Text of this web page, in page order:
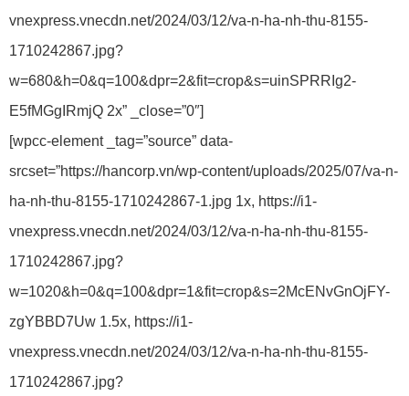
vnexpress.vnecdn.net/2024/03/12/va-n-ha-nh-thu-8155-
1710242867.jpg?
w=680&h=0&q=100&dpr=2&fit=crop&s=uinSPRRIg2-
E5fMGgIRmjQ 2x” _close=”0″]
[wpcc-element _tag=”source” data-
srcset=”https://hancorp.vn/wp-content/uploads/2025/07/va-n-
ha-nh-thu-8155-1710242867-1.jpg 1x, https://i1-
vnexpress.vnecdn.net/2024/03/12/va-n-ha-nh-thu-8155-
1710242867.jpg?
w=1020&h=0&q=100&dpr=1&fit=crop&s=2McENvGnOjFY-
zgYBBD7Uw 1.5x, https://i1-
vnexpress.vnecdn.net/2024/03/12/va-n-ha-nh-thu-8155-
1710242867.jpg?